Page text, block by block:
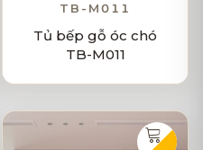
TB-M011
Tủ bếp gỗ óc chó
TB-M011